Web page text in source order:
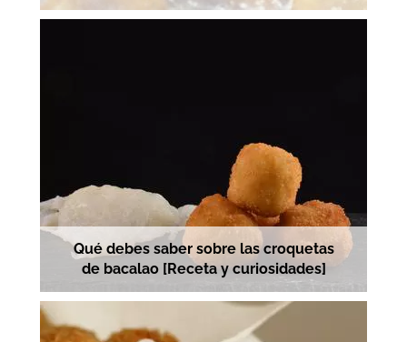
Qué debes saber sobre las croquetas
de bacalao [Receta y curiosidades]